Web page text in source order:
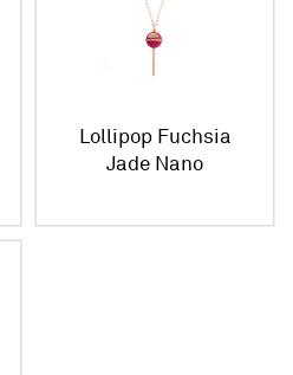
Lollipop Fuchsia
Jade Nano